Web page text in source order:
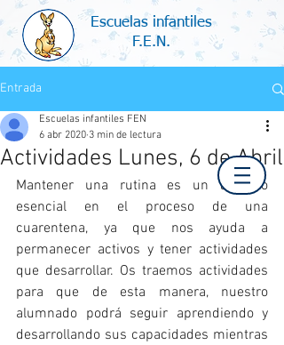
Escuelas infantiles
F.E.N.
Entrada
Actividades Lunes, 6 de Abril
Escuelas infantiles FEN
6 abr 2020 3 min de lectura
Mantener una rutina es un aspecto
esencial en el proceso de una
cuarentena, ya que nos ayuda a
permanecer activos y tener actividades
que desarrollar. Os traemos actividades
para que de esta manera, nuestro
alumnado podrá seguir aprendiendo y
desarrollando sus capacidades mientras